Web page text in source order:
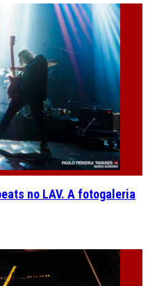
no LAV. A fotogaleria